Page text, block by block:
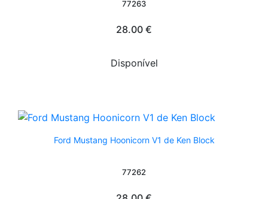
77263
28.00 €
Disponível
Ford Mustang Hoonicorn V1 de Ken Block
77262